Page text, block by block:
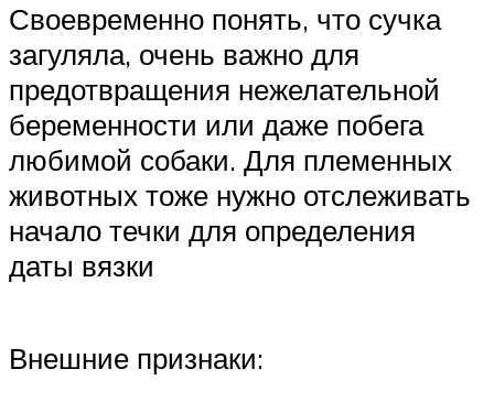
Своевременно понять, что сучка
загуляла, очень важно для
предотвращения нежелательной
беременности или даже побега
любимой собаки. Для племенных
животных тоже нужно отслеживать
начало течки для определения
даты вязки
Внешние признаки: